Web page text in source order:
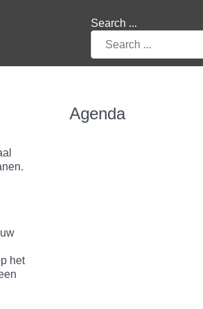
Search ...
het
Agenda